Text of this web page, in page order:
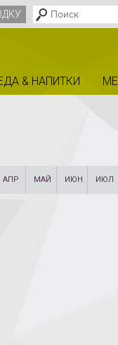
& НАПИТКИ
АПР МАЙ ИЮН ИЮЛ